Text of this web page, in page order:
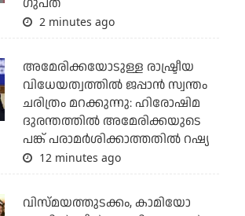
2 minutes ago
അമേരിക്കയോടുള്ള രാഷ്ട്രീയ
വിധേയത്വത്തില്‍ ജപ്പാന്‍ സ്വന്തം
ചരിത്രം മറക്കുന്നു: ഹിരോഷിമ
ദുരന്തത്തില്‍ അമേരിക്കയുടെ
പങ്ക് പരാമര്‍ശിക്കാത്തതില്‍ റഷ്യ
12 minutes ago
വിസ്മയത്തുടക്കം, കാമിയോ